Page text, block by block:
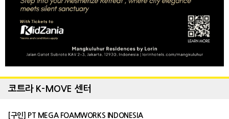
코트라 K-MOVE 센터
[구인] PT MEGA FOAMWORKS INDONESIA